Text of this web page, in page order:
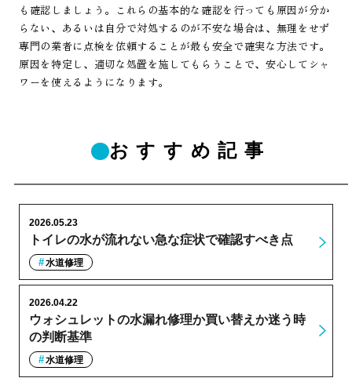
も確認しましょう。これらの基本的な確認を行っても原因が分か
らない、あるいは自分で対処するのが不安な場合は、無理をせず
専門の業者に点検を依頼することが最も安全で確実な方法です。
原因を特定し、適切な処置を施してもらうことで、安心してシャ
ワーを使えるようになります。
おすすめ記事
トイレの水が流れない急な症状で確認すべき点
2026.05.23
水道修理
ウォシュレットの水漏れ修理か買い替えか迷う時
の判断基準
2026.04.22
水道修理